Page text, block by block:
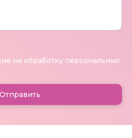
на обработку персональных
Отправить